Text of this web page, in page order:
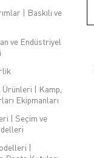
| Baskılı ve
ve Endüstriyel
| Kamp,
Ekipmanları
| Seçim ve
|